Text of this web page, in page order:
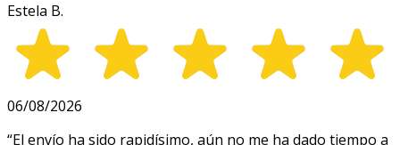
Estela B.
06/08/2026
“El envío ha sido rapidísimo, aún no me ha dado tiempo a